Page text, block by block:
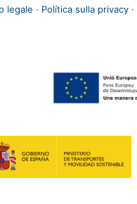
legale · Política sulla privacy ·